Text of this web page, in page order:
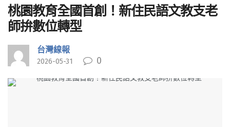
桃園教育全國首創！新住民語文教支老
師拚數位轉型
台灣線報
2026-05-31 0